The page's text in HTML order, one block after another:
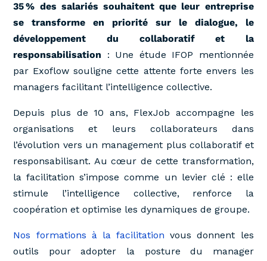
35 % des salariés souhaitent que leur entreprise
se transforme en priorité sur le dialogue, le
développement du collaboratif et la
responsabilisation : Une étude IFOP mentionnée
par Exoflow souligne cette attente forte envers les
managers facilitant l’intelligence collective.
Depuis plus de 10 ans, FlexJob accompagne les
organisations et leurs collaborateurs dans
l’évolution vers un management plus collaboratif et
responsabilisant. Au cœur de cette transformation,
la facilitation s’impose comme un levier clé : elle
stimule l’intelligence collective, renforce la
coopération et optimise les dynamiques de groupe.
Nos formations à la facilitation vous donnent les
outils pour adopter la posture du manager